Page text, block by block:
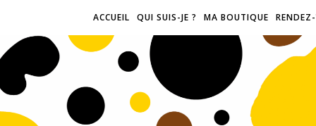
ACCUEIL QUI SUIS-JE ? MA BOUTIQUE